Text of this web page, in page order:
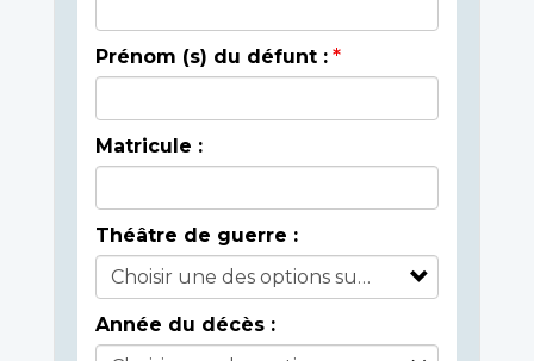
Prénom (s) du défunt :
Matricule :
Théâtre de guerre :
Année du décès :